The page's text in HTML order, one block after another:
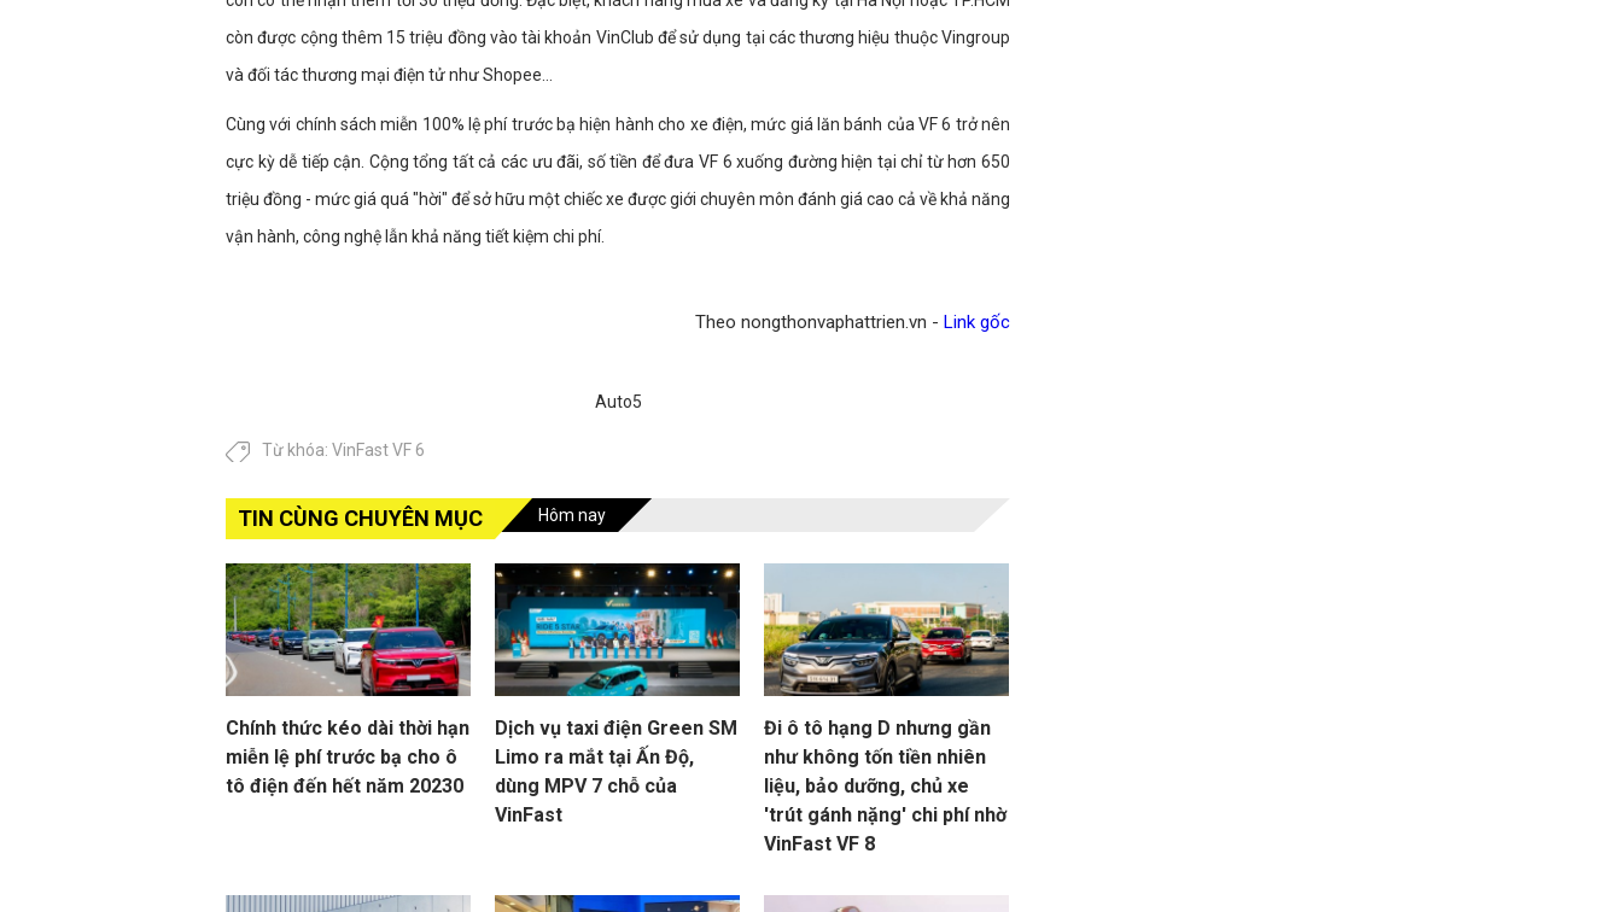
còn được cộng thêm 15 triệu đồng vào tài khoản VinClub để sử dụng tại các thương hiệu thuộc Vingroup
và đối tác thương mại điện tử như Shopee…
Cùng với chính sách miễn 100% lệ phí trước bạ hiện hành cho xe điện, mức giá lăn bánh của VF 6 trở nên
cực kỳ dễ tiếp cận. Cộng tổng tất cả các ưu đãi, số tiền để đưa VF 6 xuống đường hiện tại chỉ từ hơn 650
triệu đồng - mức giá quá "hời" để sở hữu một chiếc xe được giới chuyên môn đánh giá cao cả về khả năng
vận hành, công nghệ lẫn khả năng tiết kiệm chi phí.
Theo nongthonvaphattrien.vn - Link gốc
Auto5
Từ khóa: VinFast VF 6
TIN CÙNG CHUYÊN MỤC Hôm nay
Chính thức kéo dài thời hạn
miễn lệ phí trước bạ cho ô
tô điện đến hết năm 20230
Dịch vụ taxi điện Green SM
Limo ra mắt tại Ấn Độ,
dùng MPV 7 chỗ của
VinFast
Đi ô tô hạng D nhưng gần
như không tốn tiền nhiên
liệu, bảo dưỡng, chủ xe
'trút gánh nặng' chi phí nhờ
VinFast VF 8